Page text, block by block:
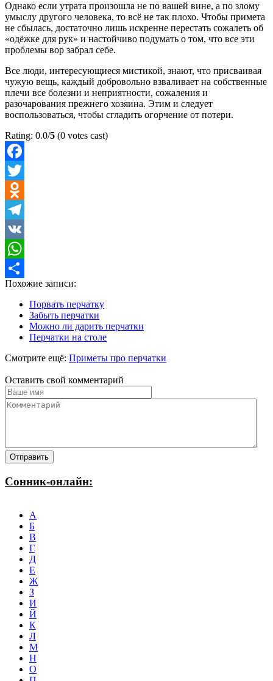
Однако если утрата произошла не по вашей вине, а по злому
умыслу другого человека, то всё не так плохо. Чтобы примета
не сбылась, достаточно лишь искренне перестать сожалеть об
«одёжке для рук» и настойчиво подумать о том, что все эти
проблемы вор забрал себе.
Все люди, интересующиеся мистикой, знают, что присваивая
чужую вещь, каждый добровольно взваливает на собственные
плечи все болезни и неприятности, сожаления и
разочарования прежнего хозяина. Этим и следует
воспользоваться, чтобы сгладить огорчение от потери.
Rating: 0.0/5 (0 votes cast)
Facebook
Twitter
Odnoklassniki
Telegram
VK
WhatsApp
Отправить
Похожие записи:
Порвать перчатку
Забыть перчатки
Можно ли дарить перчатки
Перчатки на столе
Смотрите ещё: Приметы про перчатки
Оставить свой комментарий
Сонник-онлайн:
А
Б
В
Г
Д
Е
Ж
З
И
Й
К
Л
М
Н
О